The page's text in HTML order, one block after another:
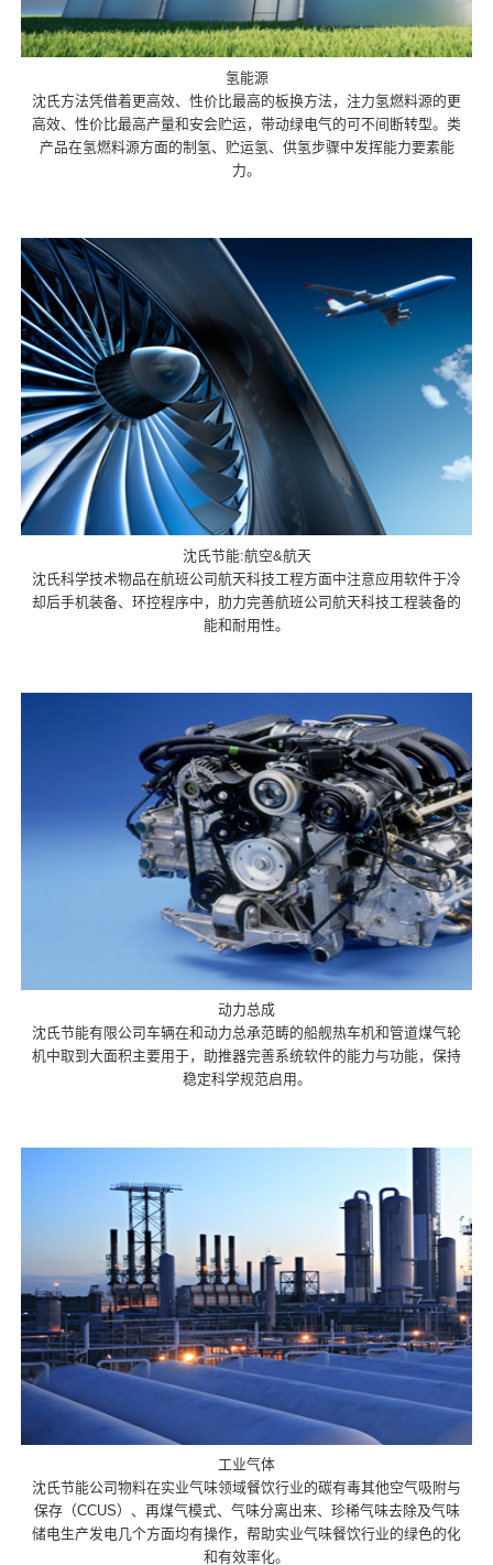
氢能源
沈氏方法凭借着更高效、性价比最高的板换方法，注力氢燃料源的更
高效、性价比最高产量和安会贮运，带动绿电气的可不间断转型。类
产品在氢燃料源方面的制氢、贮运氢、供氢步骤中发挥能力要素能
力。
沈氏节能:航空&航天
沈氏科学技术物品在航班公司航天科技工程方面中注意应用软件于冷
却后手机装备、环控程序中，肋力完善航班公司航天科技工程装备的
能和耐用性。
动力总成
沈氏节能有限公司车辆在和动力总承范畴的船舰热车机和管道煤气轮
机中取到大面积主要用于，助推器完善系统软件的能力与功能，保持
稳定科学规范启用。
工业气体
沈氏节能公司物料在实业气味领域餐饮行业的碳有毒其他空气吸附与
保存（CCUS）、再煤气模式、气味分离出来、珍稀气味去除及气味
储电生产发电几个方面均有操作，帮助实业气味餐饮行业的绿色的化
和有效率化。